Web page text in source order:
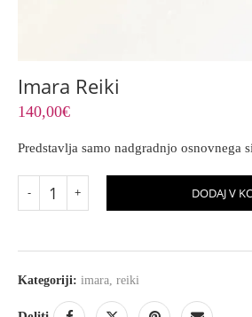
Imara Reiki
140,00€
Predstavlja samo nadgradnjo osnovnega
DODAJ V
Kategoriji: imara reiki